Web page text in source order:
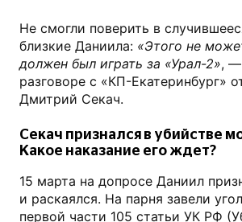
Не смогли поверить в
близкие Даниила: «Этого не
должен был играть за «Урал-2», —
разговоре с «КП-Екатеринбург»
Дмитрий Секач.
Секач признался в убийстве
Какое наказание его ждет?
15 марта на допросе Даниил
и раскаялся. На парня завели
первой части 105 статьи УК РФ